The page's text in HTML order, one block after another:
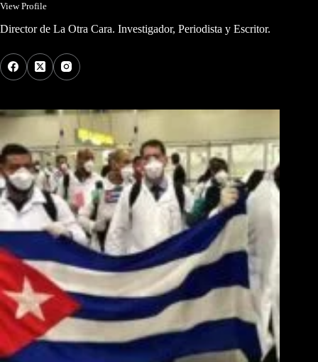
View Profile
Director de La Otra Cara. Investigador, Periodista y Escritor.